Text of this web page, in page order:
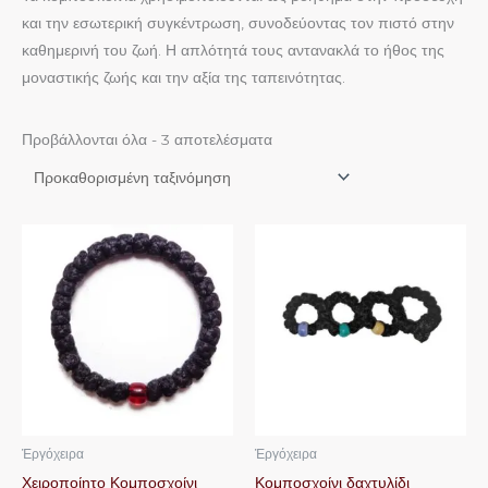
και την εσωτερική συγκέντρωση, συνοδεύοντας τον πιστό στην
καθημερινή του ζωή. Η απλότητά τους αντανακλά το ήθος της
μοναστικής ζωής και την αξία της ταπεινότητας.
Προβάλλονται όλα - 3 αποτελέσματα
Ἐργόχειρα
Χειροποίητο Κομποσχοίνι
Αυτό
το
παραλλαγές.
Οι
να
Ἐργόχειρα
Κομποσχοίνι δαχτυλίδι
προϊόν
έχει
πολλαπλές
να